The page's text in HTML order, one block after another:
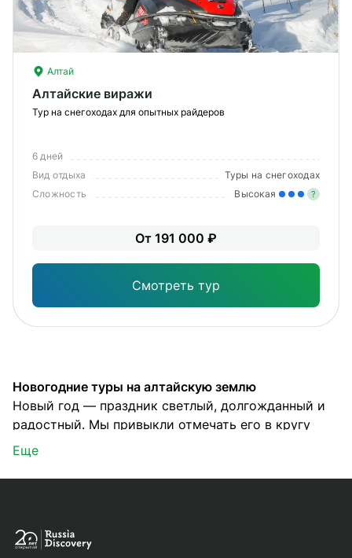
Алтай
Алтайские виражи
Тур на снегоходах для опытных райдеров
6 дней
Вид отдыха
Туры на снегоходах
Сложность
Высокая ?
От 191 000 ₽
Смотреть тур
Новогодние туры на алтайскую землю
Новый год — праздник светлый, долгожданный и
радостный. Мы привыкли отмечать его в кругу
семьи, за столом, с ёлкой, мандаринами,
телевизором и шампанским. Но что, если
переместить празднование в совершенно другое
зимние пейзажи. Вместо искусственной ёлки —
Еще